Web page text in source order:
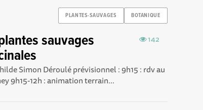
PLANTES-SAUVAGES BOTANIQUE
142
sauvages
Simon Déroulé prévisionnel : 9h15 : rdv au
9h15-12h : animation terrain...